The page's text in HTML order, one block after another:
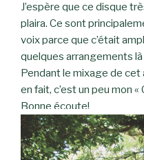
J’espère que ce disque
plaira. Ce sont
voix parce que c’était
quelques arrangements là
Pendant le mixage de cet
en fait, c’est un peu mon «
Bonne écoute!